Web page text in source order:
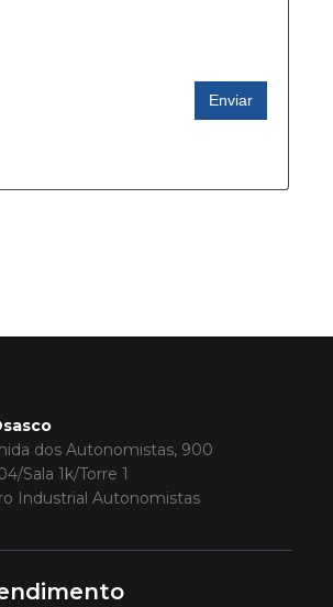
Enviar
dos Autonomistas, 900
Sala 1k/Torre 1
Industrial Autonomistas